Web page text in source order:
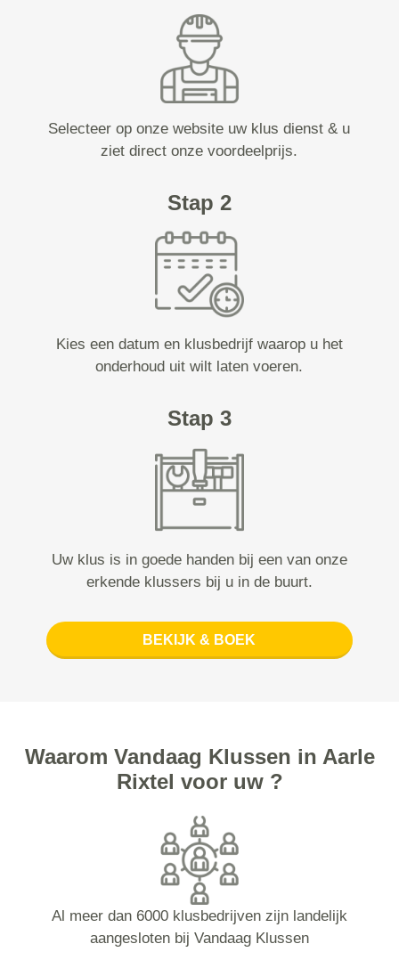
Selecteer op onze website uw klus dienst & u
ziet direct onze voordeelprijs.
Stap 2
Kies een datum en klusbedrijf waarop u het
onderhoud uit wilt laten voeren.
Stap 3
Uw klus is in goede handen bij een van onze
erkende klussers bij u in de buurt.
BEKIJK & BOEK
Waarom Vandaag Klussen in Aarle
Rixtel voor uw ?
Al meer dan 6000 klusbedrijven zijn landelijk
aangesloten bij Vandaag Klussen